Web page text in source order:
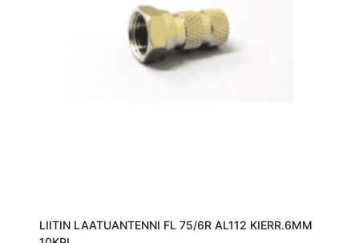
LIITIN LAATUANTENNI FL 75/6R AL112 KIERR.6MM